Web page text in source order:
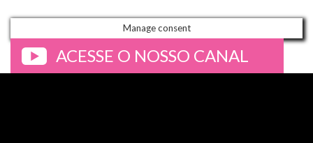
Manage consent
ACESSE O NOSSO CANAL